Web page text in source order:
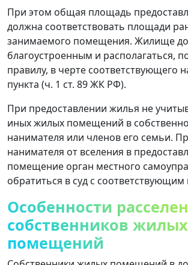
При этом общая площадь
должна соответствовать площади
занимаемого помещения. Жилище
благоустроенным и располагаться,
правилу, в черте соответствующего
пункта (ч. 1 ст. 89 ЖК РФ).
При предоставлении жилья не
иных жилых помещений в
нанимателя или членов его семьи.
нанимателя от вселения в
помещение орган местного
обратиться в суд с соответствующим
Особенности
собственников жилых
помещений